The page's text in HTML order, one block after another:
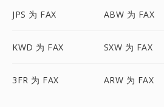
JPS 为 FAX ABW 为 FAX
KWD 为 FAX SXW 为 FAX
3FR 为 FAX ARW 为 FAX